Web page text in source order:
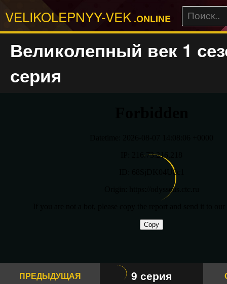
VELIKOLEPNYY-VEK .ONLINE
Великолепный век 1
серия
ПРЕДЫДУЩАЯ 9 серия